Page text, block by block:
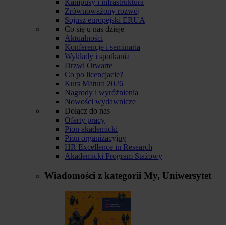
Zrównoważony rozwój
Sojusz europejski ERUA
Co się u nas dzieje
Aktualności
Konferencje i seminaria
Wykłady i spotkania
Drzwi Otwarte
Co po licencjacie?
Kurs Matura 2026
Nagrody i wyróżnienia
Nowości wydawnicze
Dołącz do nas
Oferty pracy
Pion akademicki
Pion organizacyjny
HR Excellence in Research
Akademicki Program Stażowy
Wiadomości z kategorii My, Uniwersytet